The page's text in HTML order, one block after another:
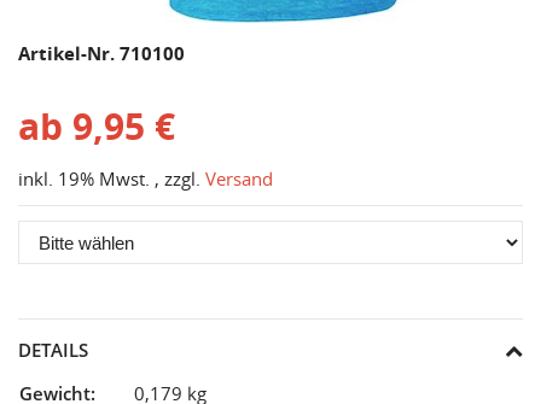
Artikel-Nr. 710100
ab 9,95 €
inkl. 19% Mwst. , zzgl. Versand
DETAILS
Gewicht:
0,179 kg